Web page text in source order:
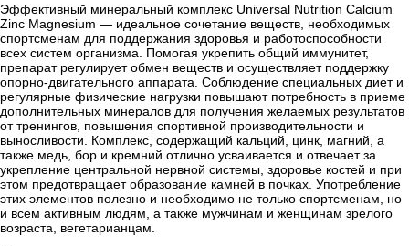
Эффективный минеральный комплекс Universal Nutrition Calcium
Zinc Magnesium — идеальное сочетание веществ, необходимых
спортсменам для поддержания здоровья и работоспособности
всех систем организма. Помогая укрепить общий иммунитет,
препарат регулирует обмен веществ и осуществляет поддержку
опорно-двигательного аппарата. Соблюдение специальных диет и
регулярные физические нагрузки повышают потребность в приеме
дополнительных минералов для получения желаемых результатов
от тренингов, повышения спортивной производительности и
выносливости. Комплекс, содержащий кальций, цинк, магний, а
также медь, бор и кремний отлично усваивается и отвечает за
укрепление центральной нервной системы, здоровье костей и при
этом предотвращает образование камней в почках. Употребление
этих элементов полезно и необходимо не только спортсменам, но
и всем активным людям, а также мужчинам и женщинам зрелого
возраста, вегетарианцам.